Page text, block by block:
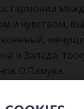
гармонии
и чувством,
и Запада,
О.Памука.